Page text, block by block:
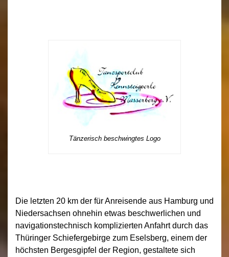
Tänzerisch beschwingtes Logo
Die letzten 20 km der für Anreisende aus Hamburg und
Niedersachsen ohnehin etwas beschwerlichen und
navigationstechnisch komplizierten Anfahrt durch das
Thüringer Schiefergebirge zum Eselsberg, einem der
höchsten Bergesgipfel der Region, gestaltete sich